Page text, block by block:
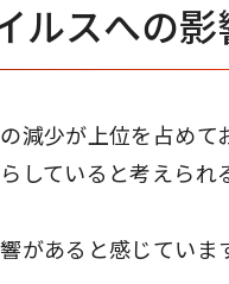
ルスへの影
減少が上位を占め
していると考えられ
があると感じていま